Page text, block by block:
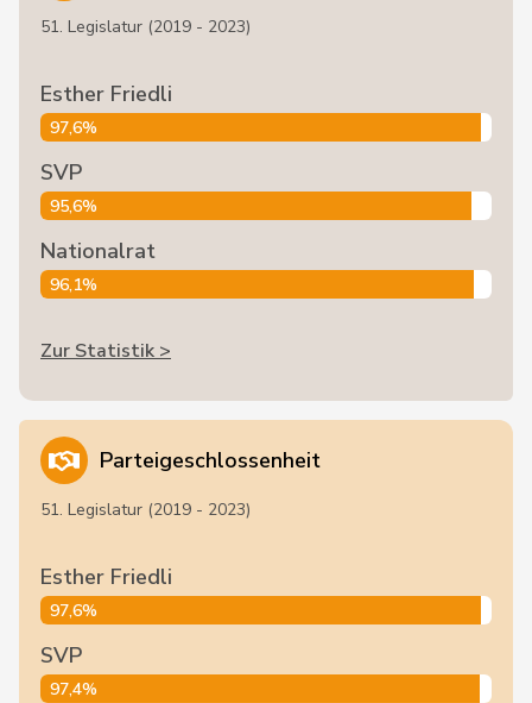
51. Legislatur (2019 - 2023)
Esther Friedli
97,6%
SVP
95,6%
Nationalrat
96,1%
Zur Statistik >
Parteigeschlossenheit
51. Legislatur (2019 - 2023)
Esther Friedli
97,6%
SVP
97,4%